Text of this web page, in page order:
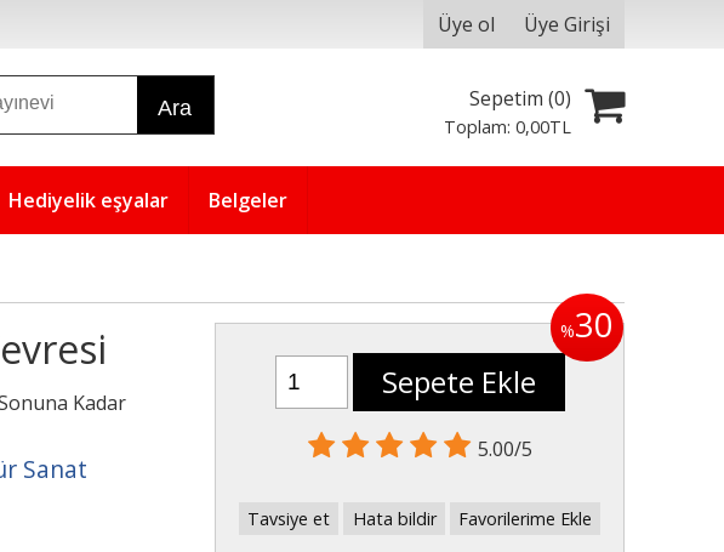
Üye ol Üye Girişi
Ara Sepetim (0)
Toplam:0,00TL
Hediyelik eşyalar Belgeler
Kadar
Sanat
%30
Sepete Ekle
5.00/5
Tavsiye et Hata bildir Favorilerime Ekle